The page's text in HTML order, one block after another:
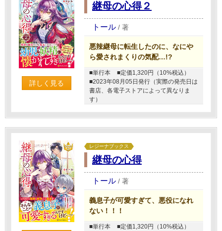
詳しく見る
継母の心得２
トール / 著
悪辣継母に転生したのに、なにや
ら愛されまくりの気配…!?
■単行本
■定価1,320円（10%税込）
■2023年08月05日発行（実際の発売日は
書店、各電子ストアによって異なりま
す）
レジーナブックス
継母の心得
トール / 著
義息子が可愛すぎて、悪役になれ
ない！！！
■単行本
■定価1,320円（10%税込）